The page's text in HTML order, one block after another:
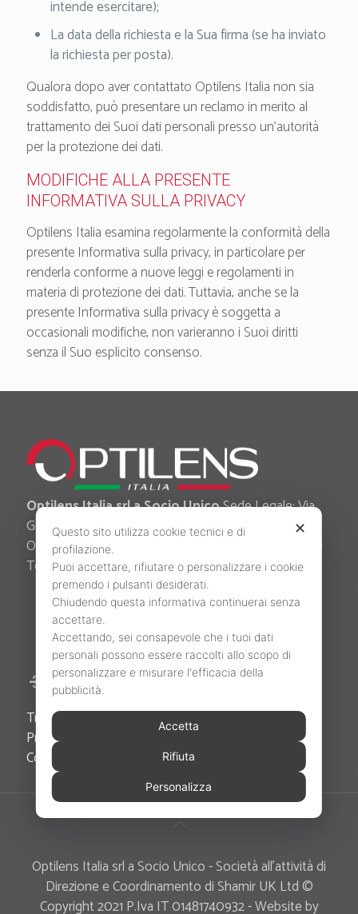
intende esercitare);
La data della richiesta e la Sua firma (se ha inviato
la richiesta per posta).
Qualora dopo aver contattato Optilens Italia non sia
soddisfatto, può presentare un reclamo in merito al
trattamento dei Suoi dati personali presso un’autorità
per la protezione dei dati.
MODIFICHE ALLA PRESENTE
INFORMATIVA SULLA PRIVACY
Optilens Italia esamina regolarmente la conformità della
presente Informativa sulla privacy, in particolare per
renderla conforme a nuove leggi e regolamenti in
materia di protezione dei dati. Tuttavia, anche se la
presente Informativa sulla privacy è soggetta a
occasionali modifiche, non varieranno i Suoi diritti
senza il Suo esplicito consenso.
Optilens Italia srl a Socio UnicoSede Legale: Via
Garigliano, 52 int. 1 - 35138 Padova (PD) Sede
Operativa: Via Castelmorrone, 72 - 35138 Padova (PD)
Tel. +39 049 7622711 -info@optilensitalia.it
Area Riservata
Trova il tuo Agente di zona
Privacy Policy
Cookie Policy
Optilens Italia srl a Socio Unico - Società all’attività di
Direzione e Coordinamento di Shamir UK Ltd ©
Copyright 2021 P.Iva IT 01481740932 - Website by
✕
Questo sito utilizza cookie tecnici e di
profilazione.
Puoi accettare, rifiutare o personalizzare i cookie
premendo i pulsanti desiderati.
Chiudendo questa informativa continuerai senza
accettare.
Accettando, sei consapevole che i tuoi dati
personali possono essere raccolti allo scopo di
personalizzare e misurare l'efficacia della
pubblicità.
Accetta
Rifiuta
Personalizza